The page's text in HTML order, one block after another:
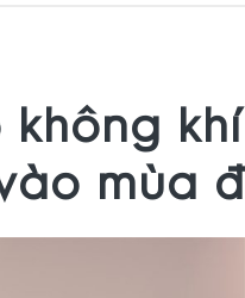
không
mùa